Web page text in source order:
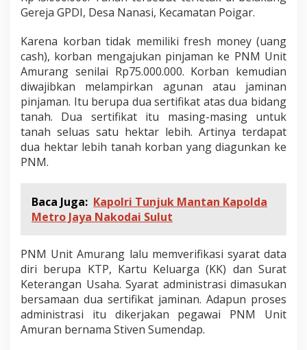
s
Gereja GPDI, Desa Nanasi, Kecamatan Poigar.
Karena korban tidak memiliki fresh money (uang
cash), korban mengajukan pinjaman ke PNM Unit
Amurang senilai Rp75.000.000. Korban kemudian
diwajibkan melampirkan agunan atau jaminan
pinjaman. Itu berupa dua sertifikat atas dua bidang
tanah. Dua sertifikat itu masing-masing untuk
tanah seluas satu hektar lebih. Artinya terdapat
dua hektar lebih tanah korban yang diagunkan ke
PNM.
Baca Juga: Kapolri Tunjuk Mantan Kapolda
Metro Jaya Nakodai Sulut
PNM Unit Amurang lalu memverifikasi syarat data
diri berupa KTP, Kartu Keluarga (KK) dan Surat
Keterangan Usaha. Syarat administrasi dimasukan
bersamaan dua sertifikat jaminan. Adapun proses
administrasi itu dikerjakan pegawai PNM Unit
Amuran bernama Stiven Sumendap.